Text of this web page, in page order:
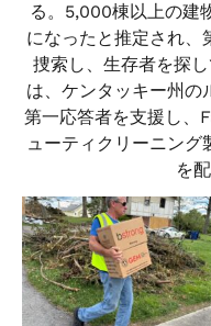
る。5,000棟以上の建
になったと推定され、
捜索し、生存者を探
は、ケンタッキー州の
第一応答者を支援し
ューティクリーニング
を